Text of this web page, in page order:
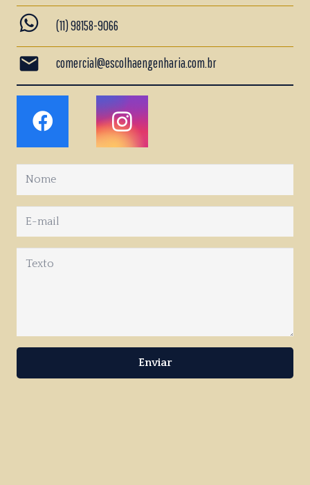
whatsapp (11) 98158-9066
mail comercial@escolhaengenharia.com.br
Enviar